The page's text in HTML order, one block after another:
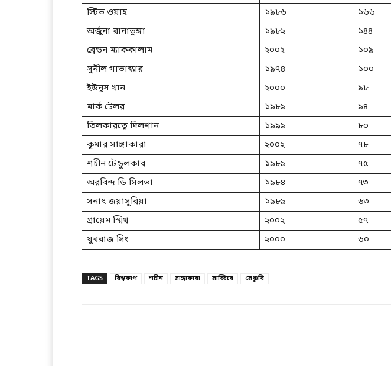
স্টিভ ওয়াহ
১৯৮৬ ১৬৬
অর্জুনা রানাতুঙ্গা
১৯৮২ ১৪৪
ব্রেন্ডন ম্যাককালাম
২০০২ ১০৯
সুনীল গাভাস্কার
১৯৭৪ ১০০
ইউনুস খান
২০০০ ৯৮
মার্ক টেলর
১৯৮৯ ৯৪
তিলকারত্নে দিলশান
১৯৯৯ ৮০
কুমার সাঙ্গাকারা
২০০২ ৭৮
শচীন টেন্ডুলকার
১৯৮৯ ৭৫
অরবিন্দ ডি সিলভা
১৯৮৪ ৭৩
সনাৎ জয়াসুরিয়া
১৯৮৯ ৬৩
গ্রায়েম স্মিথ
২০০২ ৫৭
যুবরাজ সিং
২০০০ ৬০
TAGS বিশ্বকাপ শচীন সাঙ্গাকারা সাব্বিরে সেঞ্চুরি